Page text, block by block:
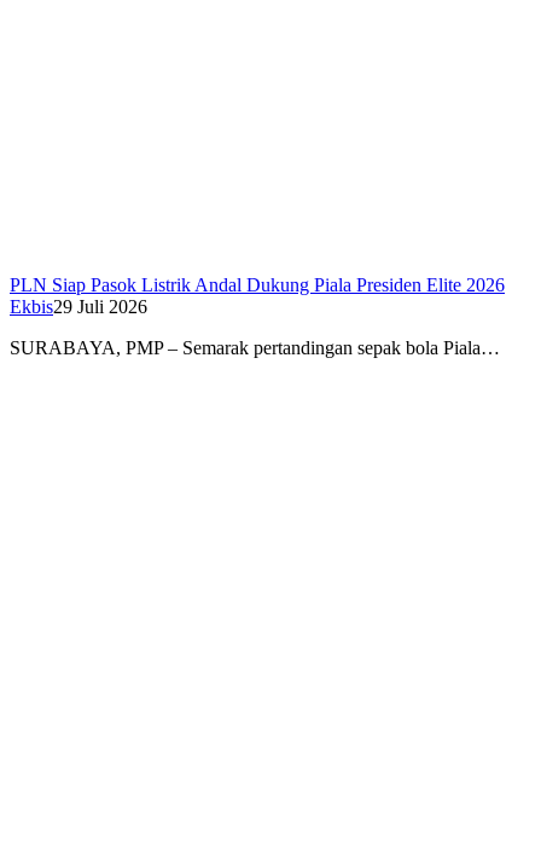
PLN Siap Pasok Listrik Andal Dukung Piala Presiden Elite 2026
Ekbis29 Juli 2026
SURABAYA, PMP – Semarak pertandingan sepak bola Piala…